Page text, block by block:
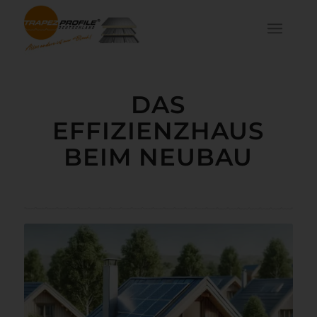
DAS
EFFIZIENZHAUS
BEIM NEUBAU